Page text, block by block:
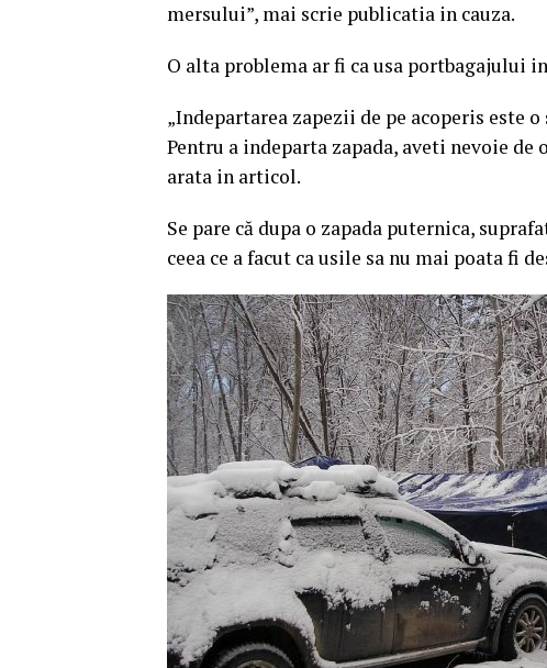
mersului”, mai scrie publicatia in cauza.
O alta problema ar fi ca usa portbagajului
„Indepartarea zapezii de pe acoperis este
Pentru a indeparta zapada, aveti nevoie de
arata in articol.
Se pare că dupa o zapada puternica,
ceea ce a facut ca usile sa nu mai poata fi